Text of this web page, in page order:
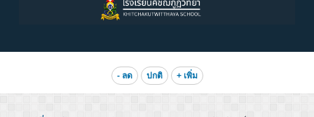
- ลด ปกติ + เพิ่ม